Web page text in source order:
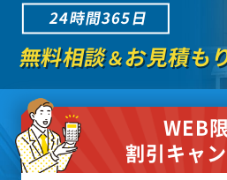
24時間365日
無料相談＆お見積も
WEB
割引キャ